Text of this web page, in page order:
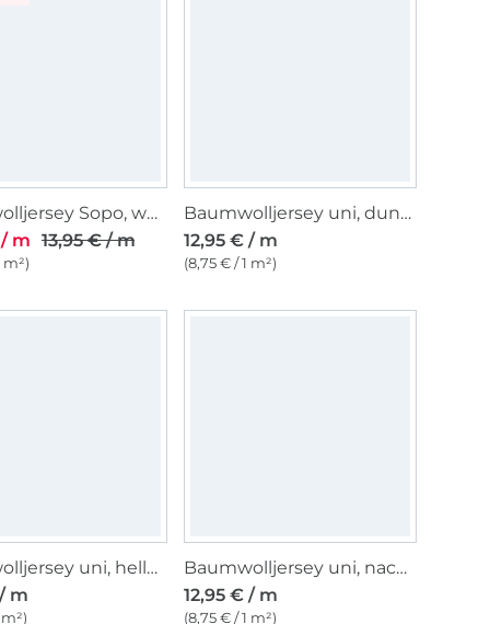
Baumwolljersey Sopo, weiß
m 13,95 € / m
m²)
Baumwolljersey uni, dunkelblau
12,95 € / m
(8,75 € / 1 m²)
Baumwolljersey uni, hellblau
m
Baumwolljersey uni, nachtblau
12,95 € / m
(8,75 € / 1 m²)